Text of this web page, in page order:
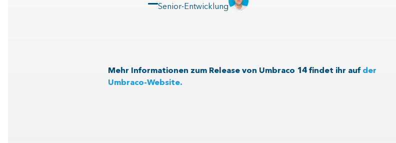
Senior-Entwicklung
Mehr Informationen zum Release von Umbraco 14 findet ihr auf der
Umbraco-Website.